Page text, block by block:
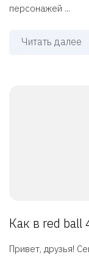
персонажей ...
Читать далее
Как в red ball
Привет, друзья!